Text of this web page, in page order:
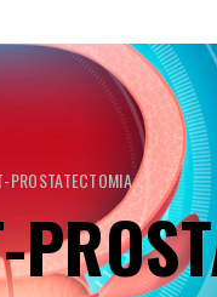
PROSTATECTOMIA